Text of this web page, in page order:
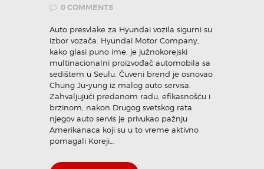
0COMMENTS
Auto presvlake za Hyundai vozila sigurni su
izbor vozača. Hyundai Motor Company,
kako glasi puno ime, je južnokorejski
multinacionalni proizvođač automobila sa
sedištem u Seulu. Čuveni brend je osnovao
Chung Ju-yung iz malog auto servisa.
Zahvaljujući predanom radu, efikasnošću i
brzinom, nakon Drugog svetskog rata
njegov auto servis je privukao pažnju
Amerikanaca koji su u to vreme aktivno
pomagali Koreji…